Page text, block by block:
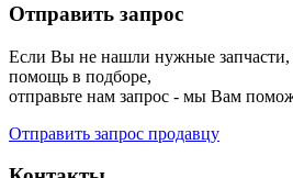
Отправить запрос
Если Вы не нашли нужные запчасти,
помощь в подборе,
отправьте нам запрос - мы Вам
Отправить запрос продавцу